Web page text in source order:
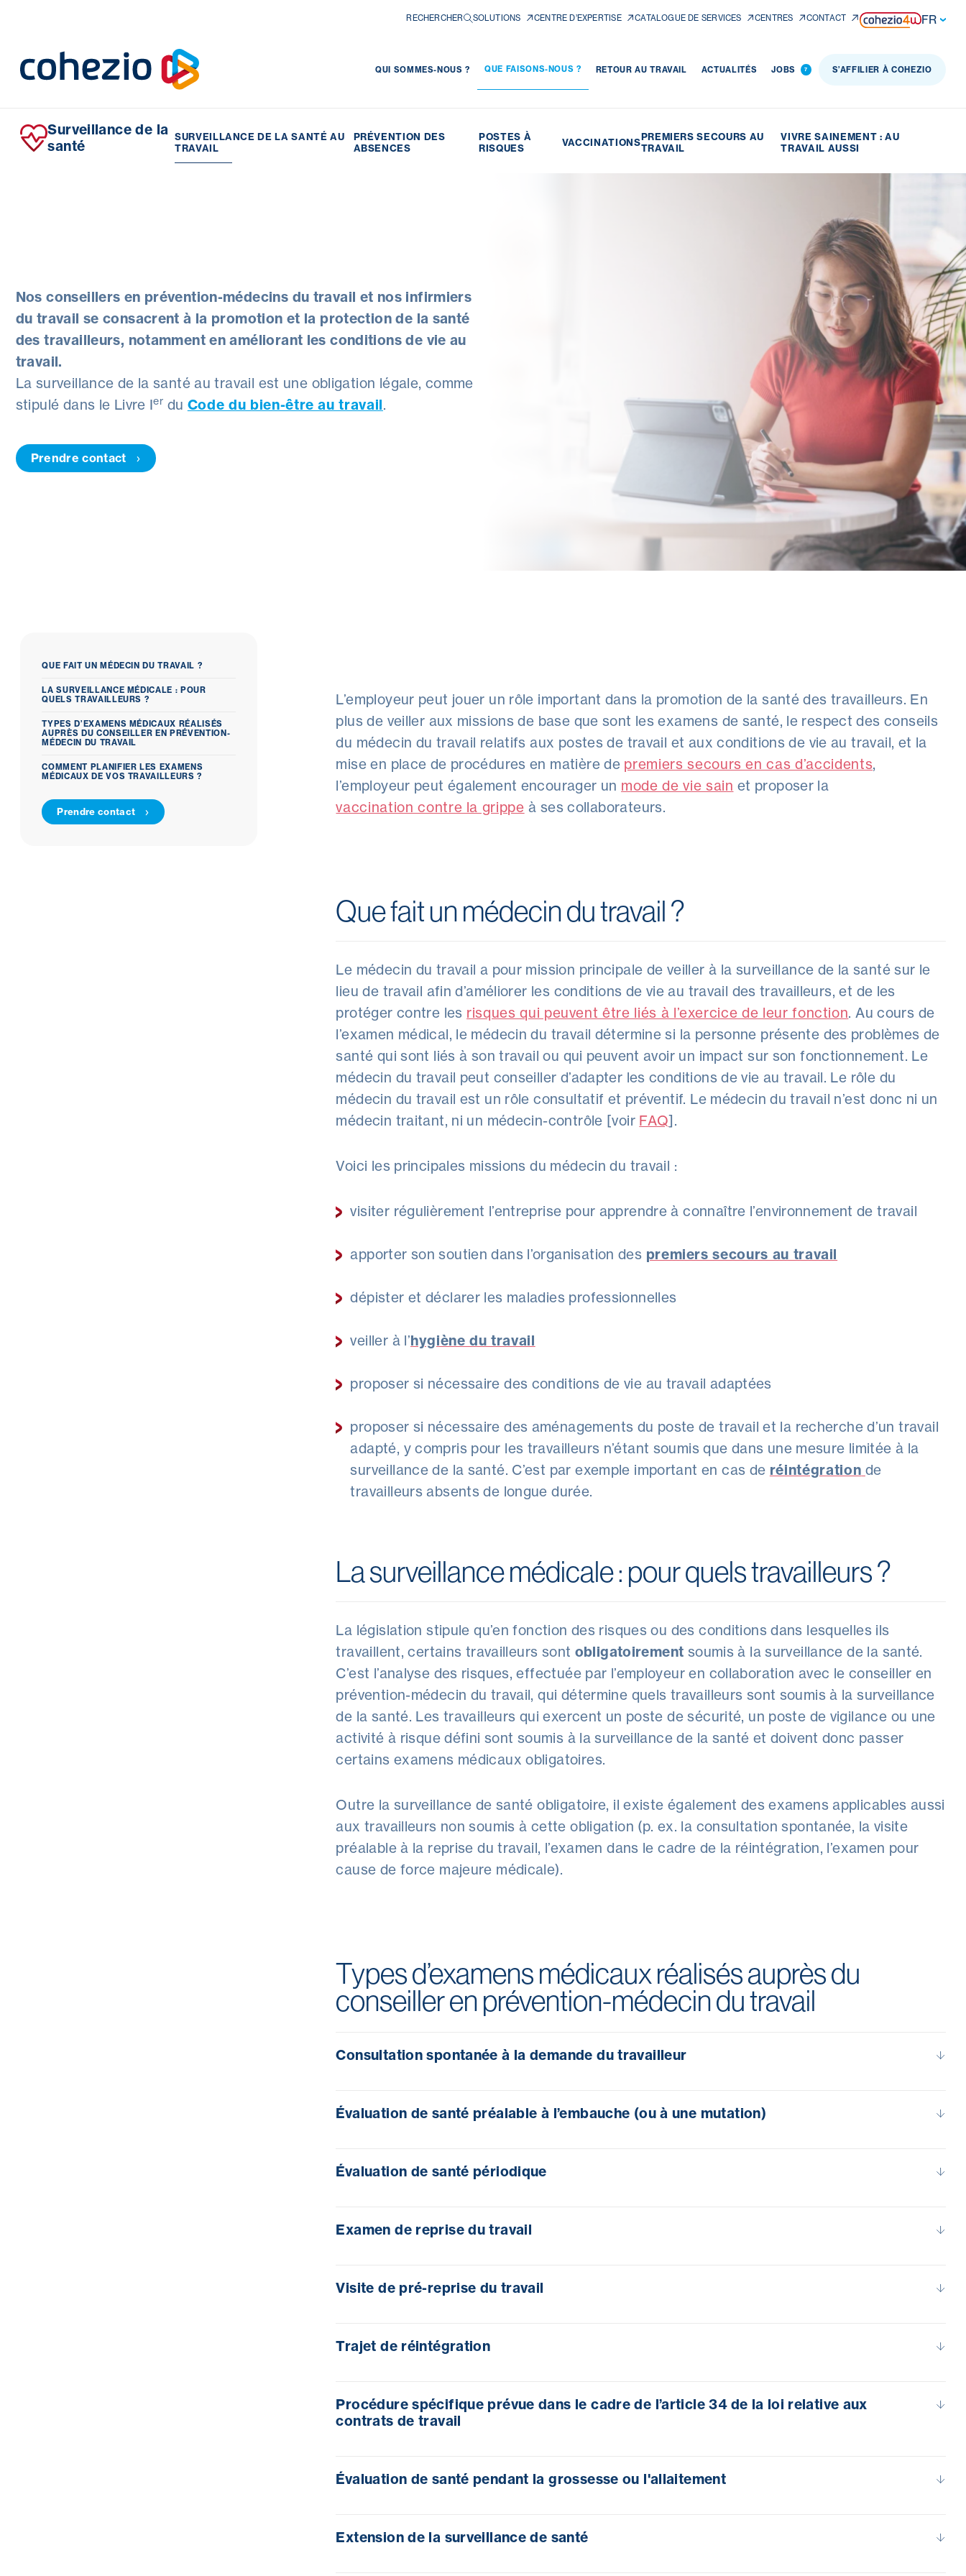
RECHERCHER SOLUTIONS CENTRE D’EXPERTISE CATALOGUE DE SERVICES CENTRES CONTACT FR
QUI SOMMES-NOUS ? QUE FAISONS-NOUS ? RETOUR AU TRAVAIL ACTUALITÉS JOBS 7 S’AFFILIER À COHEZIO
Surveillance de la
santé
SURVEILLANCE DE LA SANTÉ AU
TRAVAIL
PRÉVENTION DES
ABSENCES
POSTES À
RISQUES
VACCINATIONSPREMIERS SECOURS AU
TRAVAIL
VIVRE SAINEMENT : AU
TRAVAIL AUSSI
Nos conseillers en prévention-médecins du travail et nos infirmiers
du travail se consacrent à la promotion et la protection de la santé
des travailleurs, notamment en améliorant les conditions de vie au
travail.
La surveillance de la santé au travail est une obligation légale, comme
stipulé dans le Livre Ier du Code du bien-être au travail.
Prendre contact
QUE FAIT UN MÉDECIN DU TRAVAIL ?
LA SURVEILLANCE MÉDICALE : POUR
QUELS TRAVAILLEURS ?
TYPES D’EXAMENS MÉDICAUX RÉALISÉS
AUPRÈS DU CONSEILLER EN PRÉVENTION-
MÉDECIN DU TRAVAIL
COMMENT PLANIFIER LES EXAMENS
MÉDICAUX DE VOS TRAVAILLEURS ?
Prendre contact
L’employeur peut jouer un rôle important dans la promotion de la santé des travailleurs. En
plus de veiller aux missions de base que sont les examens de santé, le respect des conseils
du médecin du travail relatifs aux postes de travail et aux conditions de vie au travail, et la
mise en place de procédures en matière de premiers secours en cas d’accidents,
l’employeur peut également encourager un mode de vie sain et proposer la
vaccination contre la grippe à ses collaborateurs.
Que fait un médecin du travail ?
Le médecin du travail a pour mission principale de veiller à la surveillance de la santé sur le
lieu de travail afin d’améliorer les conditions de vie au travail des travailleurs, et de les
protéger contre les risques qui peuvent être liés à l’exercice de leur fonction. Au cours de
l’examen médical, le médecin du travail détermine si la personne présente des problèmes de
santé qui sont liés à son travail ou qui peuvent avoir un impact sur son fonctionnement. Le
médecin du travail peut conseiller d’adapter les conditions de vie au travail. Le rôle du
médecin du travail est un rôle consultatif et préventif. Le médecin du travail n’est donc ni un
médecin traitant, ni un médecin-contrôle [voir FAQ].
Voici les principales missions du médecin du travail :
visiter régulièrement l’entreprise pour apprendre à connaître l’environnement de travail
apporter son soutien dans l’organisation des premiers secours au travail
dépister et déclarer les maladies professionnelles
veiller à l’hygiène du travail
proposer si nécessaire des conditions de vie au travail adaptées
proposer si nécessaire des aménagements du poste de travail et la recherche d’un travail
adapté, y compris pour les travailleurs n’étant soumis que dans une mesure limitée à la
surveillance de la santé. C’est par exemple important en cas de réintégration de
travailleurs absents de longue durée.
La surveillance médicale : pour quels travailleurs ?
La législation stipule qu’en fonction des risques ou des conditions dans lesquelles ils
travaillent, certains travailleurs sont obligatoirement soumis à la surveillance de la santé.
C’est l’analyse des risques, effectuée par l’employeur en collaboration avec le conseiller en
prévention-médecin du travail, qui détermine quels travailleurs sont soumis à la surveillance
de la santé. Les travailleurs qui exercent un poste de sécurité, un poste de vigilance ou une
activité à risque défini sont soumis à la surveillance de la santé et doivent donc passer
certains examens médicaux obligatoires.
Outre la surveillance de santé obligatoire, il existe également des examens applicables aussi
aux travailleurs non soumis à cette obligation (p. ex. la consultation spontanée, la visite
préalable à la reprise du travail, l’examen dans le cadre de la réintégration, l’examen pour
cause de force majeure médicale).
Types d’examens médicaux réalisés auprès du
conseiller en prévention-médecin du travail
Consultation spontanée à la demande du travailleur
Évaluation de santé préalable à l’embauche (ou à une mutation)
Évaluation de santé périodique
Examen de reprise du travail
Visite de pré-reprise du travail
Trajet de réintégration
Procédure spécifique prévue dans le cadre de l’article 34 de la loi relative aux
contrats de travail
Évaluation de santé pendant la grossesse ou l'allaitement
Extension de la surveillance de santé